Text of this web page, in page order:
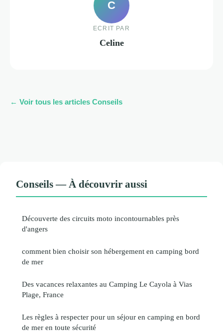
C
ECRIT PAR
Celine
← Voir tous les articles Conseils
Conseils — À découvrir aussi
Découverte des circuits moto incontournables près
d'angers
comment bien choisir son hébergement en camping bord
de mer
Des vacances relaxantes au Camping Le Cayola à Vias
Plage, France
Les règles à respecter pour un séjour en camping en bord
de mer en toute sécurité